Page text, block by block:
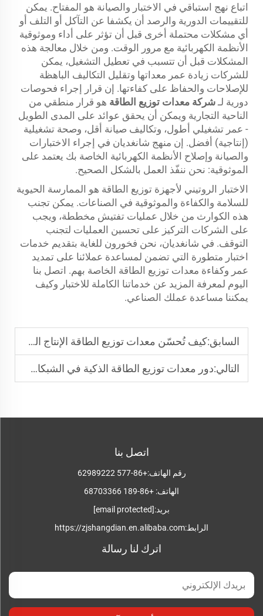
اتباع نهج استباقي في الاختبار والصيانة هو المفتاح. يمكن
للتقييمات الدورية والرصد أن يكشفا عن التآكل أو التلف أو
أي مشكلات محتملة أخرى قبل أن تؤثر على أداء وموثوقية
الأنظمة الكهربائية مع مرور الوقت. ومن خلال معالجة هذه
المشكلات قبل أن تتسبب في تعطيل التشغيل، يمكن
للشركات زيادة عمر معداتها وتقليل التكاليف الباهظة
للإصلاحات والحفاظ على كفاءتها. إن قرار إجراء فحوصات
دورية لـ شركة معدات توزيع الطاقة هو قرار منطقي من
الناحية التجارية ويمكن أن يحقق عوائد على المدى الطويل
- عمر تشغيلي أطول، وتكاليف صيانة أقل، وصحة تشغيلية
(إنتاجية) أفضل. إن منهج شانغديان في إجراء الاختبارات
والصيانة وإصلاح الأنظمة الكهربائية الخاصة بك يعتمد على
الموثوقية: نحن ننفّذ العمل بالشكل الصحيح.
الاختبار الروتيني لأجهزة توزيع الطاقة هو الممارسة الحيوية
للسلامة والكفاءة والموثوقية في الصناعات. يمكن تجنب
هذه الكوارث من خلال عمليات تفتيش مخططة، ويجب
على الشركات التركيز على تحسين العمليات لتجنب
التوقف. في شانغديان، نحن فخورون للغاية بتقديم خدمات
اختبار متطورة التي تضمن لمساعدة عملائنا على تمديد
عمر وكفاءة معدات توزيع الطاقة الخاصة بهم. اتصل بنا
اليوم لمعرفة المزيد عن خدماتنا الكاملة للاختبار وكيف
يمكننا مساعدة عملك الصناعي.
السابق:كيف تُحسّن معدات توزيع الطاقة الإنتاج الصناعي
التالي:دور معدات توزيع الطاقة الذكية في الشبكات الحديثة
اتصل بنا
رقم الهاتف:+86-577 62989222
الهاتف: +86-189 68703366
بريد:[email protected]
الرابط:https://zjshangdian.en.alibaba.com
اترك لنا رسالة